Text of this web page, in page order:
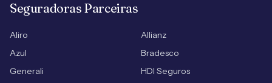
Seguradoras Parceiras
Aliro
Allianz
Azul
Bradesco
Generali
HDI Seguros